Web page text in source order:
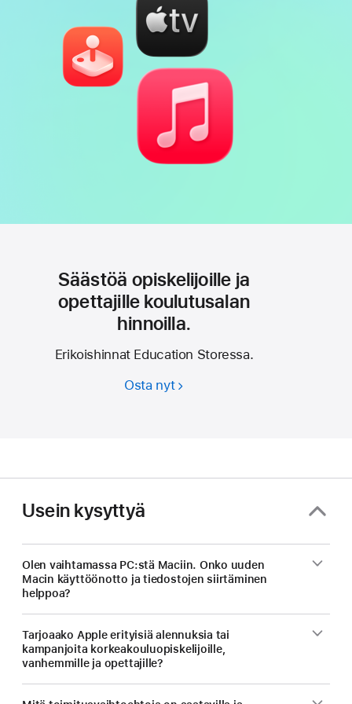
Säästöä opiskelijoille ja
opettajille koulutusalan
hinnoilla.
Erikoishinnat Education Storessa.
Osta nytSäästöä
hinnoilla.
Usein kysyttyä
Olen vaihtamassa PC:stä Maciin. Onko uuden
Macin käyttöönotto ja tiedostojen siirtäminen
helppoa?
Tarjoaako Apple erityisiä alennuksia tai
kampanjoita korkeakouluopiskelijoille,
vanhemmille ja opettajille?